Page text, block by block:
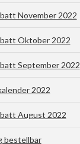
November 2022
Oktober 2022
September 2022
2022
August 2022
bestellbar